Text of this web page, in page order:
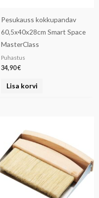
Pesukauss kokkupandav
60,5x40x28cm Smart Space
MasterClass
Puhastus
34,90€
Lisa korvi